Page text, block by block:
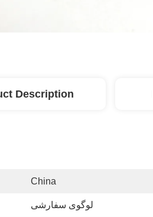
Description
China
لوگوی سفارشی